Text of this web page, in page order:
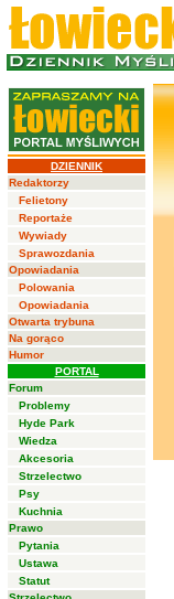
DZIENNIK
Redaktorzy
Felietony
Reportaże
Wywiady
Sprawozdania
Opowiadania
Polowania
Opowiadania
Otwarta trybuna
Na gorąco
Humor
PORTAL
Forum
Problemy
Hyde Park
Wiedza
Akcesoria
Strzelectwo
Psy
Kuchnia
Prawo
Pytania
Ustawa
Statut